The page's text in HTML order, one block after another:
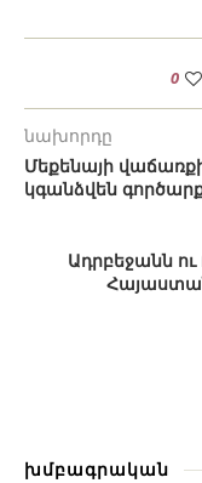
0
նախորդը
Մեքենայի
կգանձվեն
Ադրբեջանն
խմբագրական